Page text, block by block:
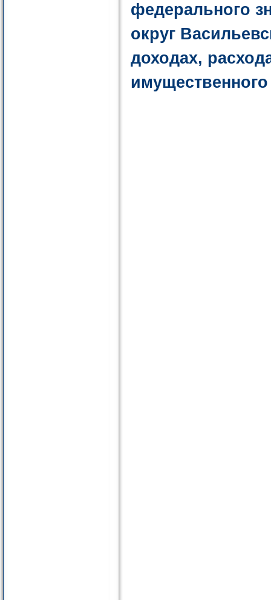
федерального
округ
доходах,
имущественного